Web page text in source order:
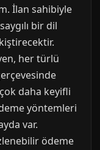
İlan sahibiyle
bir dil
her türlü
daha keyifli
yöntemleri
var.
ödeme